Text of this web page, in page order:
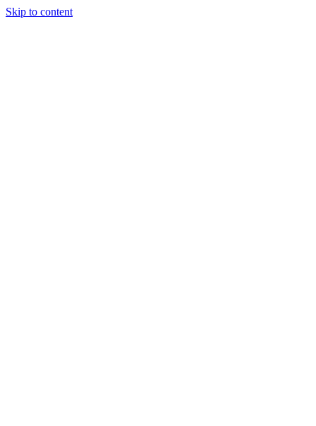
Skip to content